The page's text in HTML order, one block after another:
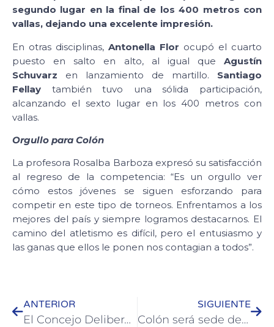
segundo lugar en la final de los 400 metros con
vallas, dejando una excelente impresión.
En otras disciplinas, Antonella Flor ocupó el cuarto
puesto en salto en alto, al igual que Agustín
Schuvarz en lanzamiento de martillo. Santiago
Fellay también tuvo una sólida participación,
alcanzando el sexto lugar en los 400 metros con
vallas.
Orgullo para Colón
La profesora Rosalba Barboza expresó su satisfacción
al regreso de la competencia: “Es un orgullo ver
cómo estos jóvenes se siguen esforzando para
competir en este tipo de torneos. Enfrentamos a los
mejores del país y siempre logramos destacarnos. El
camino del atletismo es difícil, pero el entusiasmo y
las ganas que ellos le ponen nos contagian a todos”.
ANTERIOR
El Concejo Deliberante Juvenil de Colón presentó nuevas propuestas para la Comunidad
SIGUIENTE
Colón será sede de un encuentro clave para el fortalecimiento del turismo en la región